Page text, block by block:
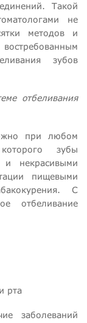
Такой
не
методов и
зубов
отбеливания
при любом
зубы
и некрасивыми
пищевыми
С
отбеливание
рта
заболеваний